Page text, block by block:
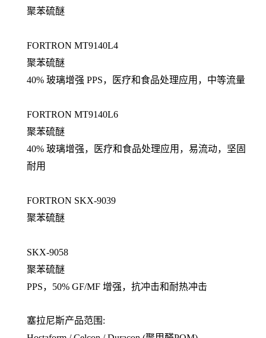
聚苯硫醚
FORTRON MT9140L4
聚苯硫醚
40% 玻璃增强 PPS，医疗和食品处理应用，中等流量
FORTRON MT9140L6
聚苯硫醚
40% 玻璃增强，医疗和食品处理应用，易流动，坚固
耐用
FORTRON SKX-9039
聚苯硫醚
SKX-9058
聚苯硫醚
PPS，50% GF/MF 增强，抗冲击和耐热冲击
塞拉尼斯产品范围: